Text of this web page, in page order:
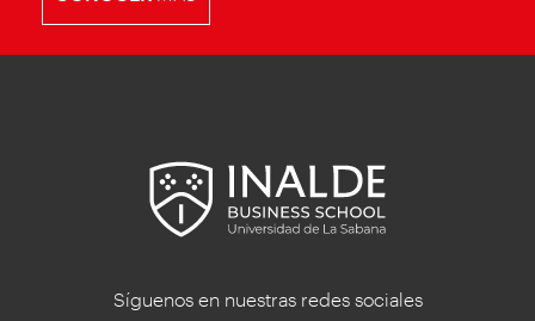
Síguenos en nuestras redes sociales